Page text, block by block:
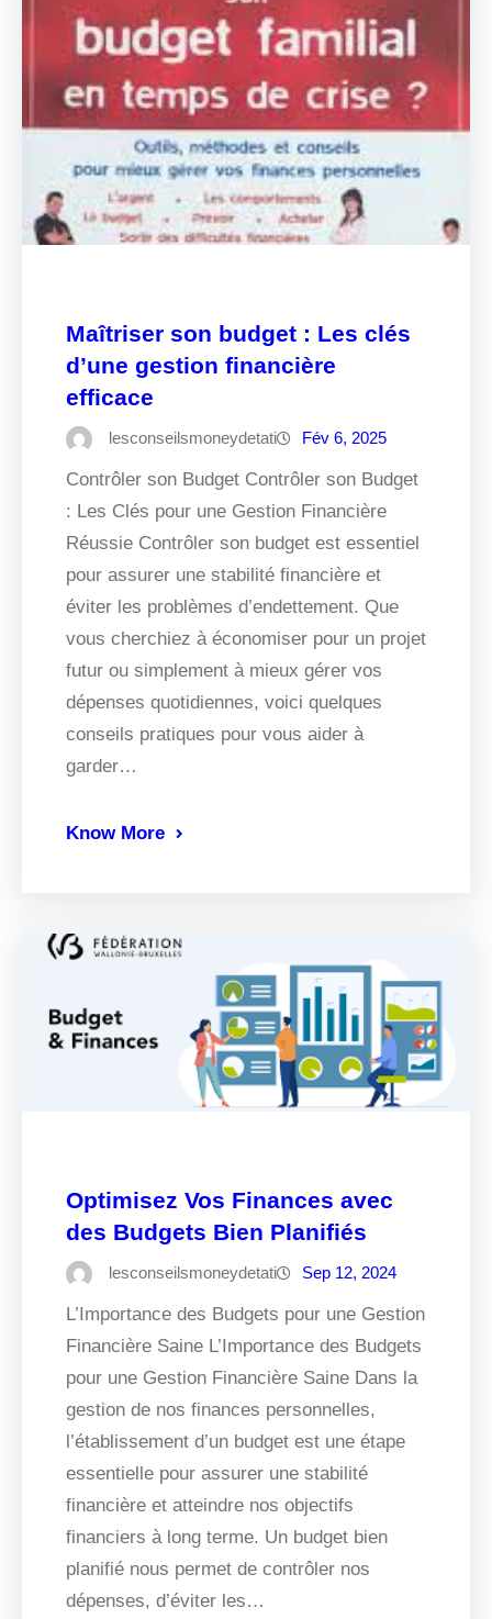
Maîtriser son budget : Les clés
d’une gestion financière
efficace
lesconseilsmoneydetati Fév 6, 2025
Contrôler son Budget Contrôler son Budget
: Les Clés pour une Gestion Financière
Réussie Contrôler son budget est essentiel
pour assurer une stabilité financière et
éviter les problèmes d’endettement. Que
vous cherchiez à économiser pour un projet
futur ou simplement à mieux gérer vos
dépenses quotidiennes, voici quelques
conseils pratiques pour vous aider à
garder…
Know More
Optimisez Vos Finances avec
des Budgets Bien Planifiés
lesconseilsmoneydetati Sep 12, 2024
L’Importance des Budgets pour une Gestion
Financière Saine L’Importance des Budgets
pour une Gestion Financière Saine Dans la
gestion de nos finances personnelles,
l’établissement d’un budget est une étape
essentielle pour assurer une stabilité
financière et atteindre nos objectifs
financiers à long terme. Un budget bien
planifié nous permet de contrôler nos
dépenses, d’éviter les…